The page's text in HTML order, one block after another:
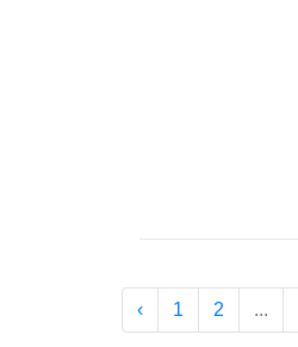
‹ 1 2 ...